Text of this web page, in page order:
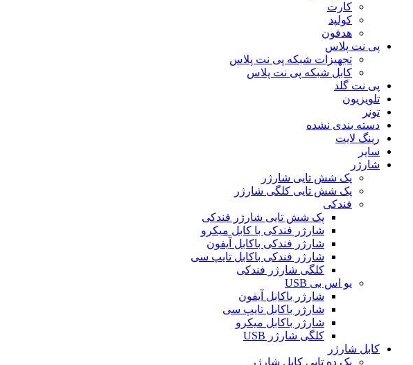
کارت
کولپد
هدفون
پی نت پلاس
تجهیزات شبکه پی نت پلاس
کابل شبکه پی نت پلاس
پی نت گلد
تلویزیون
تونر
دسته بندی نشده
رینگ لایت
سایر
شارژر
پک شش تایی شارژر
پک شش تایی کلگی شارژر
فندکی
پک شش تایی شارژر فندکی
شارژر فندکی با کابل میکرو
شارژر فندکی باکابل آیفون
شارژر فندکی باکابل تایپ سی
کلگی شارژر فندکی
یو اس بی USB
شارژر باکابل آیفون
شارژر باکابل تایپ سی
شارژر باکابل میکرو
کلگی شارژر USB
کابل شارژر
پک ده تایی کابل شارژر